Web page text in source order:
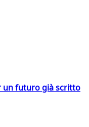
un futuro già scritto